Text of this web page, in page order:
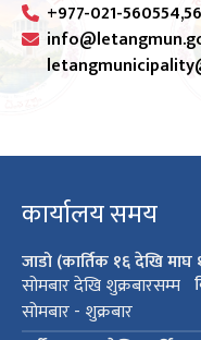
+977-021-
कार्यालय समय
जाडो (कार्तिक १६ देखि माघ
सोमबार देखि शुक्रबारसम्म
सोमबार - शुक्रबार